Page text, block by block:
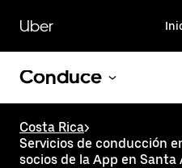
contenido
principal
Uber
Conduce
Costa Rica>
Servicios de conducción
socios de la App en Santa